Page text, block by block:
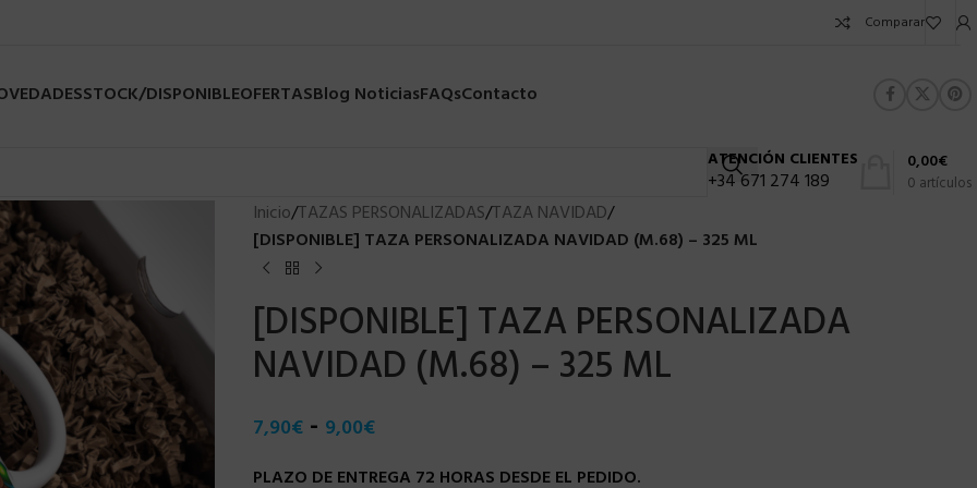
Comparar
STOCK/DISPONIBLEOFERTASBlog NoticiasFAQsContacto
ATENCIÓN CLIENTES
+34 671 274 189 0 artículos
0,00€
Inicio/TAZAS PERSONALIZADAS/TAZA NAVIDAD/
[DISPONIBLE] TAZA PERSONALIZADA NAVIDAD (M.68) – 325 ML
[DISPONIBLE] TAZA PERSONALIZADA
NAVIDAD (M.68) – 325 ML
7,90€ - 9,00€
PLAZO DE ENTREGA 72 HORAS DESDE EL PEDIDO.